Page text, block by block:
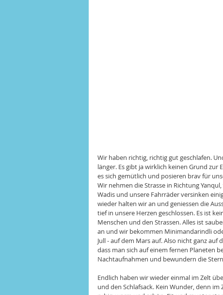
Wir haben richtig, richtig gut geschlafen.
länger. Es gibt ja wirklich keinen Grund zur
es sich gemütlich und posieren brav für
Wir nehmen die Strasse in Richtung
Wadis und unsere Fahrräder versinken
wieder halten wir an und geniessen die
tief in unsere Herzen geschlossen. Es ist
Menschen und den Strassen. Alles ist
an und wir bekommen Minimandarindli
Jull - auf dem Mars auf. Also nicht ganz
dass man sich auf einem fernen Planeten
Nachtaufnahmen und bewundern die
Endlich haben wir wieder einmal im Zelt
und den Schlafsack. Kein Wunder, denn